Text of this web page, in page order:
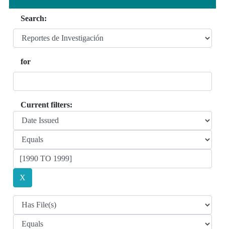
Search:
for
Current filters: